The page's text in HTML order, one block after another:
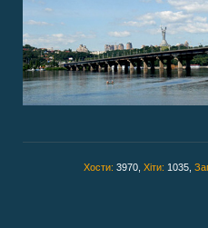
Хости: 3970, Хіти: 1035,